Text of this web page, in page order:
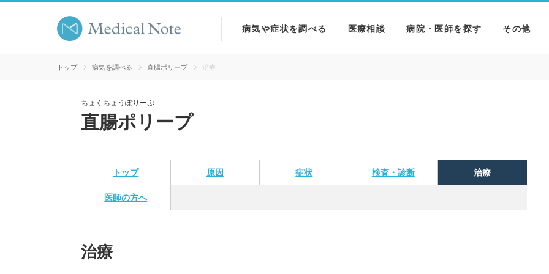
病気や症状を調べる
病気を調べる
医療相談 病院・医師を探す
病院を探す
その他
MNニュー
トップ 病気を調べる 直腸ポリープ 治療
ちょくちょうぽりーぷ
直腸ポリープ
トップ 原因 症状 検査・診断 治療
医師の方へ
治療